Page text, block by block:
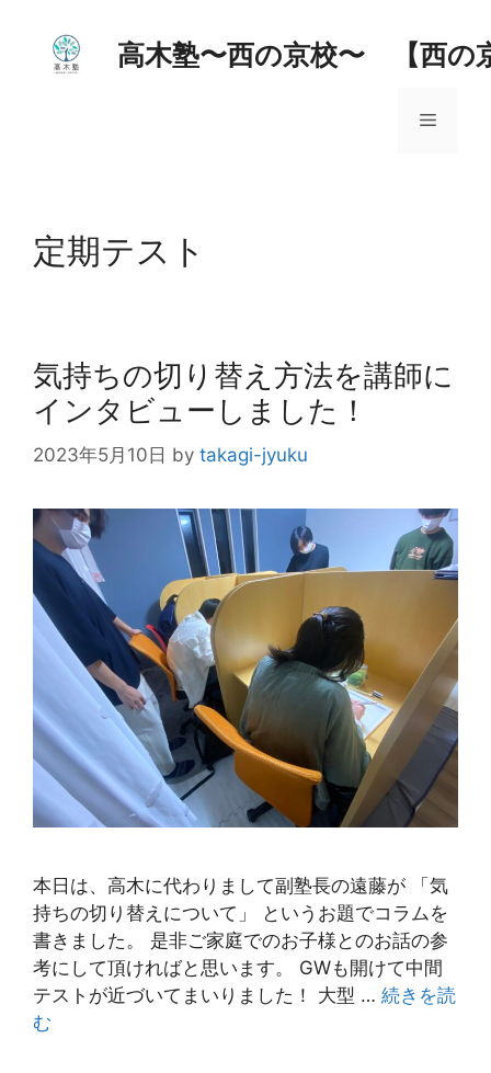
高木塾〜西の京校〜 【西の
メ
定期テスト
気持ちの切り替え方法を講師に
インタビューしました！
2023年5月10日 by takagi-jyuku
本日は、高木に代わりまして副塾長の遠藤が 「気
持ちの切り替えについて」 というお題でコラムを
書きました。 是非ご家庭でのお子様とのお話の参
考にして頂ければと思います。 GWも開けて中間
テストが近づいてまいりました！ 大型 … 続きを読
む